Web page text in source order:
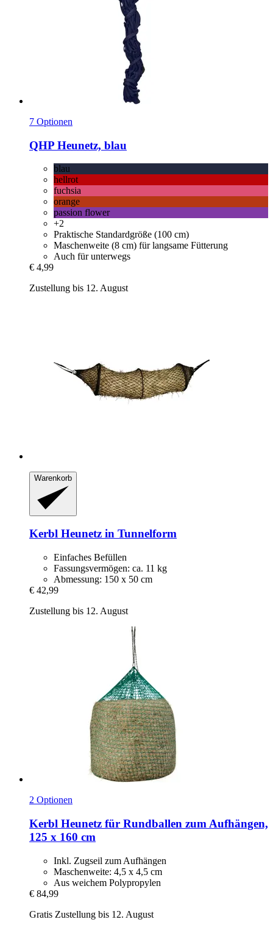
7 Optionen
QHP Heunetz, blau
blau
hellrot
fuchsia
orange
passion flower
+2
Praktische Standardgröße (100 cm)
Maschenweite (8 cm) für langsame Fütterung
Auch für unterwegs
€ 4,99
Zustellung bis 12. August
Warenkorb
Kerbl Heunetz in Tunnelform
Einfaches Befüllen
Fassungsvermögen: ca. 11 kg
Abmessung: 150 x 50 cm
€ 42,99
Zustellung bis 12. August
2 Optionen
Kerbl Heunetz für Rundballen zum Aufhängen,
125 x 160 cm
Inkl. Zugseil zum Aufhängen
Maschenweite: 4,5 x 4,5 cm
Aus weichem Polypropylen
€ 84,99
Gratis Zustellung bis 12. August